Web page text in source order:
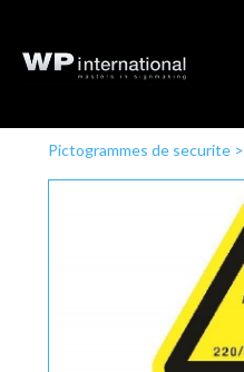
Pictogrammes de securite>